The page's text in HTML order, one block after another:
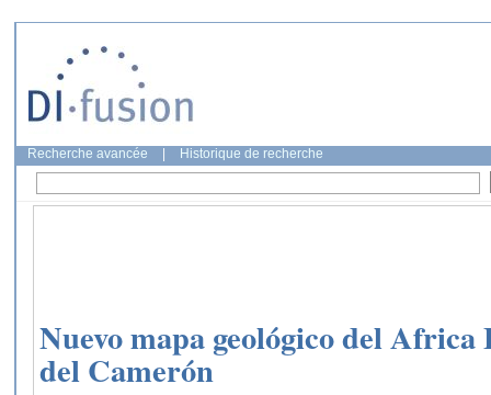
Recherche avancée Historique de recherche
Nuevo mapa geológico del
del Camerón